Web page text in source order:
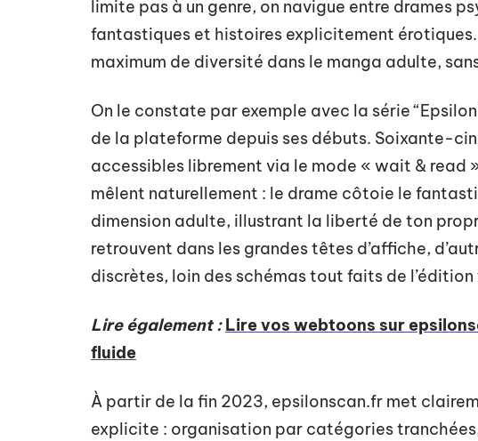
limite pas à un genre, on navigue entre drames
fantastiques et histoires explicitement
maximum de diversité dans le manga adulte,
On le constate par exemple avec la série
de la plateforme depuis ses débuts. Soixante-
accessibles librement via le mode « wait & read
mêlent naturellement : le drame côtoie le
dimension adulte, illustrant la liberté de ton
retrouvent dans les grandes têtes d’affiche,
discrètes, loin des schémas tout faits de
Lire également : Lire vos webtoons sur
fluide
À partir de la fin 2023, epsilonscan.fr met
explicite : organisation par catégories